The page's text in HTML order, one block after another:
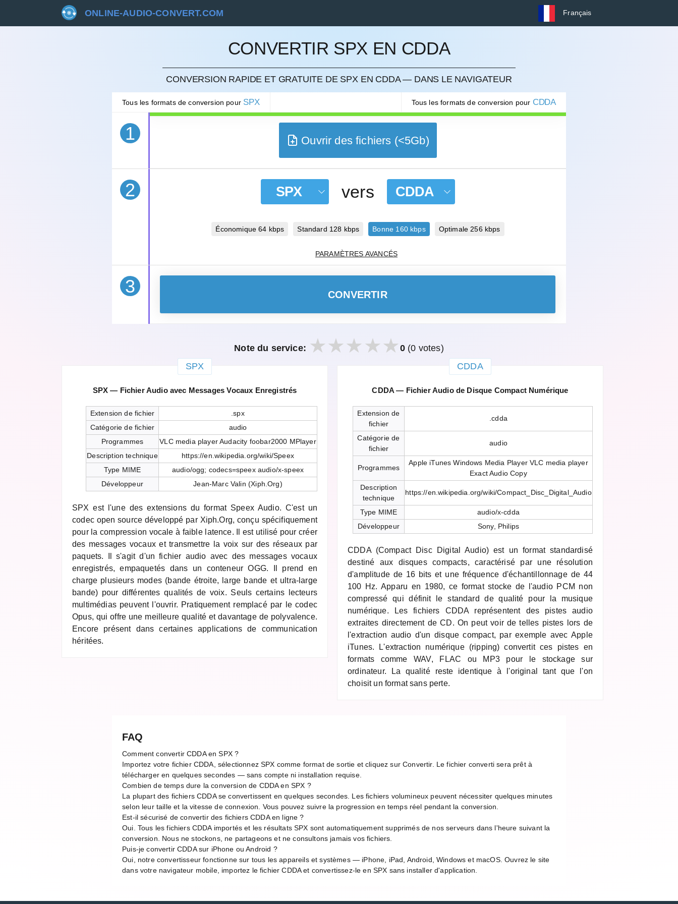
ONLINE-AUDIO-CONVERT.COM Français
CONVERTIR SPX EN CDDA
CONVERSION RAPIDE ET GRATUITE DE SPX EN CDDA — DANS LE NAVIGATEUR
Tous les formats de conversion pour SPX Tous les formats de conversion pour CDDA
1
ANNULER
Ouvrir des fichiers (<5Gb)
2 SPX vers CDDA
Économique 64 kbps Standard 128 kbps Bonne 160 kbps Optimale 256 kbps
PARAMÈTRES AVANCÉS
3 CONVERTIR
Note du service: 0 (0 votes)
SPX
SPX — Fichier Audio avec Messages Vocaux Enregistrés
Extension de fichier
.spx
Catégorie de fichier
audio
Programmes
VLC media player Audacity foobar2000 MPlayer
Description technique
https://en.wikipedia.org/wiki/Speex
Type MIME
audio/ogg; codecs=speex audio/x-speex
Développeur
Jean-Marc Valin (Xiph.Org)
SPX est l'une des extensions du format Speex Audio. C'est un
codec open source développé par Xiph.Org, conçu spécifiquement
pour la compression vocale à faible latence. Il est utilisé pour créer
des messages vocaux et transmettre la voix sur des réseaux par
paquets. Il s'agit d'un fichier audio avec des messages vocaux
enregistrés, empaquetés dans un conteneur OGG. Il prend en
charge plusieurs modes (bande étroite, large bande et ultra-large
bande) pour différentes qualités de voix. Seuls certains lecteurs
multimédias peuvent l'ouvrir. Pratiquement remplacé par le codec
Opus, qui offre une meilleure qualité et davantage de polyvalence.
Encore présent dans certaines applications de communication
héritées.
CDDA
CDDA — Fichier Audio de Disque Compact Numérique
Extension de
fichier
.cdda
Catégorie de
fichier
audio
Programmes
Apple iTunes Windows Media Player VLC media player
Exact Audio Copy
Description
technique
https://en.wikipedia.org/wiki/Compact_Disc_Digital_Audio
Type MIME
audio/x-cdda
Développeur
Sony, Philips
CDDA (Compact Disc Digital Audio) est un format standardisé
destiné aux disques compacts, caractérisé par une résolution
d'amplitude de 16 bits et une fréquence d'échantillonnage de 44
100 Hz. Apparu en 1980, ce format stocke de l'audio PCM non
compressé qui définit le standard de qualité pour la musique
numérique. Les fichiers CDDA représentent des pistes audio
extraites directement de CD. On peut voir de telles pistes lors de
l'extraction audio d'un disque compact, par exemple avec Apple
iTunes. L'extraction numérique (ripping) convertit ces pistes en
formats comme WAV, FLAC ou MP3 pour le stockage sur
ordinateur. La qualité reste identique à l'original tant que l'on
choisit un format sans perte.
FAQ
Comment convertir CDDA en SPX ?
Importez votre fichier CDDA, sélectionnez SPX comme format de sortie et cliquez sur Convertir. Le fichier converti sera prêt à
télécharger en quelques secondes — sans compte ni installation requise.
Combien de temps dure la conversion de CDDA en SPX ?
La plupart des fichiers CDDA se convertissent en quelques secondes. Les fichiers volumineux peuvent nécessiter quelques minutes
selon leur taille et la vitesse de connexion. Vous pouvez suivre la progression en temps réel pendant la conversion.
Est-il sécurisé de convertir des fichiers CDDA en ligne ?
Oui. Tous les fichiers CDDA importés et les résultats SPX sont automatiquement supprimés de nos serveurs dans l'heure suivant la
conversion. Nous ne stockons, ne partageons et ne consultons jamais vos fichiers.
Puis-je convertir CDDA sur iPhone ou Android ?
Oui, notre convertisseur fonctionne sur tous les appareils et systèmes — iPhone, iPad, Android, Windows et macOS. Ouvrez le site
dans votre navigateur mobile, importez le fichier CDDA et convertissez-le en SPX sans installer d'application.